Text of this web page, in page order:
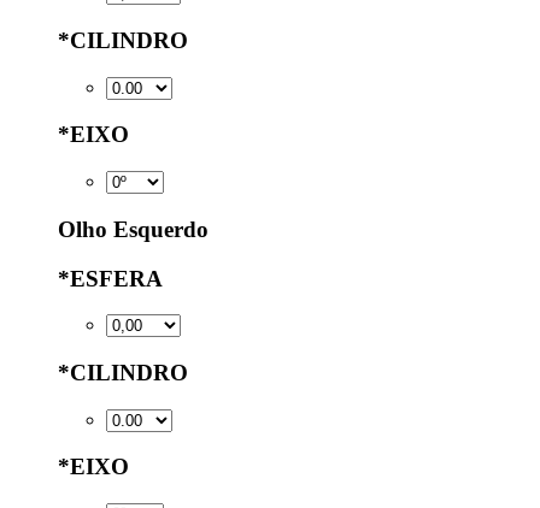
*CILINDRO
*EIXO
Olho Esquerdo
*ESFERA
*CILINDRO
*EIXO